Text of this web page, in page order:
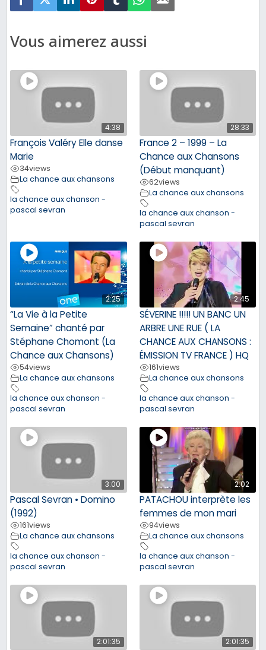
Vous aimerez aussi
4:38
François Valéry Elle danse
Marie
34views
La chance aux chansons
la chance aux chanson -
pascal sevran
28:33
France 2 – 1999 – La
Chance aux Chansons
(Début manquant)
62views
La chance aux chansons
la chance aux chanson -
pascal sevran
2:25
“La Vie à la Petite
Semaine” chanté par
Stéphane Chomont (La
Chance aux Chansons)
54views
La chance aux chansons
la chance aux chanson -
pascal sevran
2:45
SÉVERINE !!!!! UN BANC UN
ARBRE UNE RUE ( LA
CHANCE AUX CHANSONS :
ÉMISSION TV FRANCE ) HQ
161views
La chance aux chansons
la chance aux chanson -
pascal sevran
3:00
Pascal Sevran • Domino
(1992)
161views
La chance aux chansons
la chance aux chanson -
pascal sevran
2:02
PATACHOU interprète les
femmes de mon mari
94views
La chance aux chansons
la chance aux chanson -
pascal sevran
2:01:35 2:01:35